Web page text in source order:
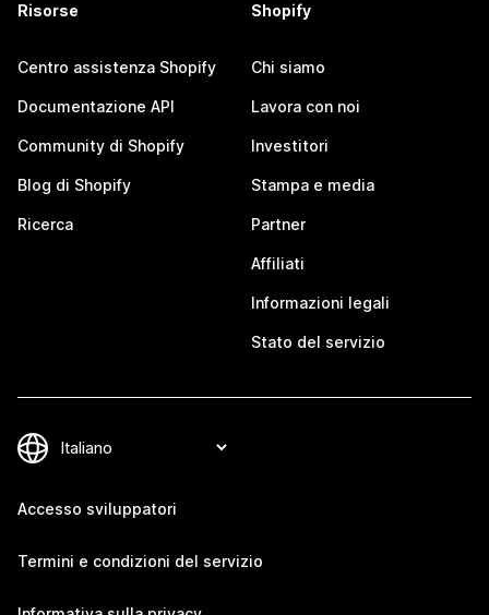
Risorse
Centro assistenza Shopify
Documentazione API
Community di Shopify
Blog di Shopify
Ricerca
Shopify
Chi siamo
Lavora con noi
Investitori
Stampa e media
Partner
Affiliati
Informazioni legali
Stato del servizio
Accesso sviluppatori
Termini e condizioni del servizio